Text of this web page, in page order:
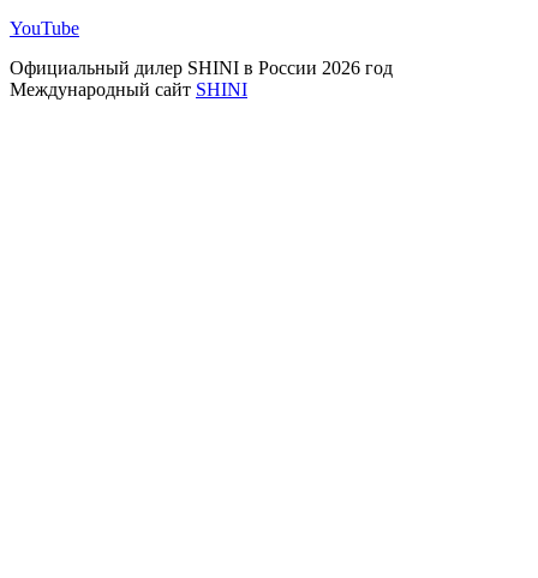
YouTube
Официальный дилер SHINI в России 2026 год
Международный сайт SHINI